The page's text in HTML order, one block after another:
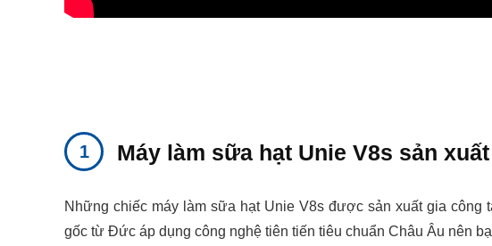
Máy làm sữa hạt Unie V8s sản
Những chiếc máy làm sữa hạt Unie V8s được sản xuất gia công
gốc từ Đức áp dụng công nghệ tiên tiến tiêu chuẩn Châu Âu nên